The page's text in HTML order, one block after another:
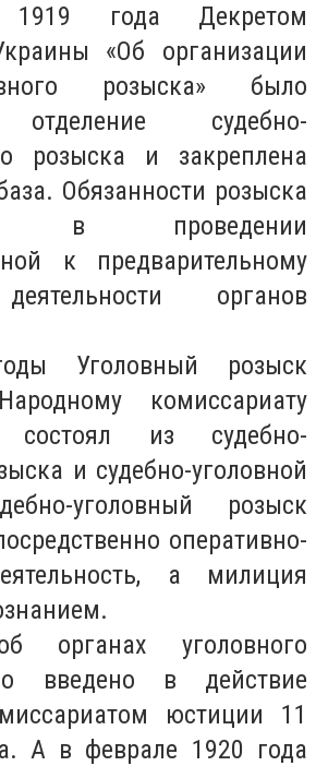
года Декретом
«Об организации
розыска» было
отделение судебно-
розыска и закреплена
Обязанности розыска
в проведении
к предварительному
органов
Уголовный розыск
комиссариату
из судебно-
и судебно-уголовной
уголовный розыск
оперативно-
а милиция
органах уголовного
введено в действие
юстиции 11
А в феврале 1920 года